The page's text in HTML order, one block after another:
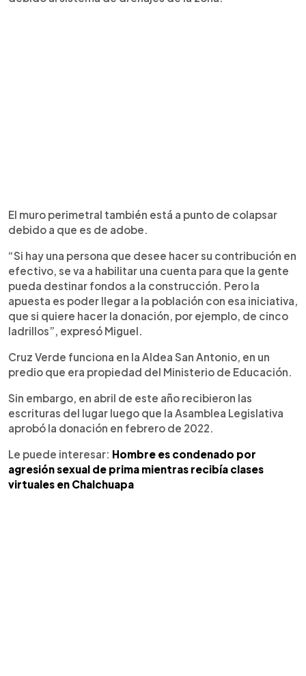
El muro perimetral también está a punto de colapsar
debido a que es de adobe.
“Si hay una persona que desee hacer su contribución en
efectivo, se va a habilitar una cuenta para que la gente
pueda destinar fondos a la construcción. Pero la
apuesta es poder llegar a la población con esa iniciativa,
que si quiere hacer la donación, por ejemplo, de cinco
ladrillos”, expresó Miguel.
Cruz Verde funciona en la Aldea San Antonio, en un
predio que era propiedad del Ministerio de Educación.
Sin embargo, en abril de este año recibieron las
escrituras del lugar luego que la Asamblea Legislativa
aprobó la donación en febrero de 2022.
Le puede interesar: Hombre es condenado por
agresión sexual de prima mientras recibía clases
virtuales en Chalchuapa